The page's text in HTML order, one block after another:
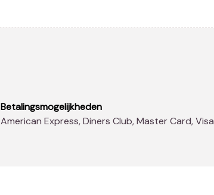
Betalingsmogelijkheden
American Express, Diners Club, Master Card, Visa